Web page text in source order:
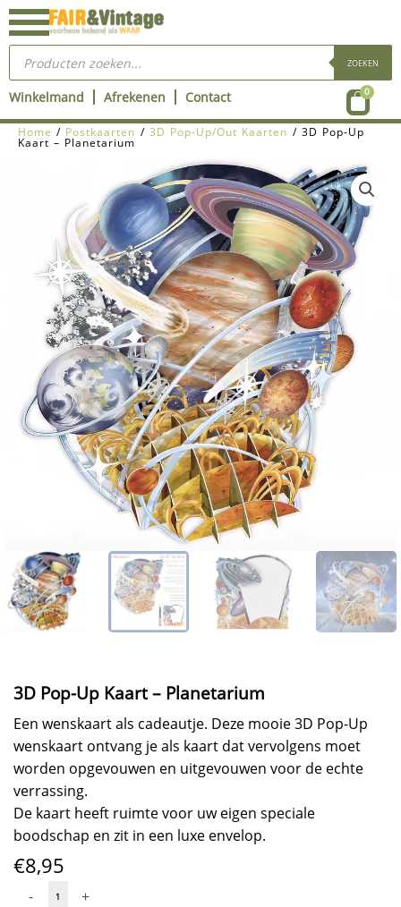
Ga
naar
inhoud
Producten
zoeken ZOEKEN
Winkelmand Afrekenen Contact 0
Home / Postkaarten / 3D Pop-Up/Out Kaarten / 3D Pop-Up
Kaart – Planetarium
3D Pop-Up Kaart – Planetarium
Een wenskaart als cadeautje. Deze mooie 3D Pop-Up
wenskaart ontvang je als kaart dat vervolgens moet
worden opgevouwen en uitgevouwen voor de echte
verrassing.
De kaart heeft ruimte voor uw eigen speciale
boodschap en zit in een luxe envelop.
€8,95
- +